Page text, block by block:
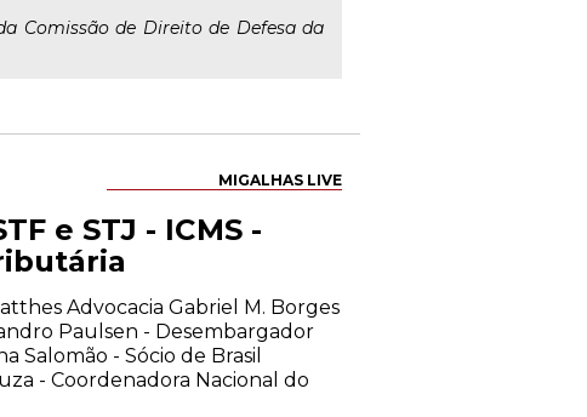
Comissão de Direito de Defesa da
MIGALHAS LIVE
e STJ - ICMS -
Advocacia Gabriel M. Borges
Paulsen - Desembargador
Salomão - Sócio de Brasil
- Coordenadora Nacional do